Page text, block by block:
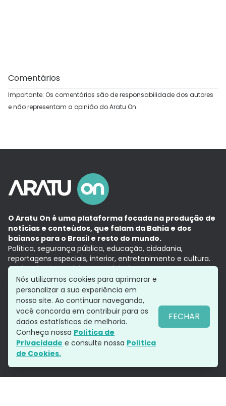
Comentários
Importante: Os comentários são de responsabilidade dos autores
e não representam a opinião do Aratu On.
O Aratu On é uma plataforma focada na produção de
notícias e conteúdos, que falam da Bahia e dos
baianos para o Brasil e resto do mundo.
Política, segurança pública, educação, cidadania,
reportagens especiais, interior, entretenimento e cultura.
Aqui, tudo vira notícia e a notícia é no tempo presente,
com a credibilidade do Grupo Aratu.
Grupo Aratu
Política de privacidade
Siga-nos
Nós utilizamos cookies para aprimorar e
personalizar a sua experiência em
nosso site. Ao continuar navegando,
você concorda em contribuir para os
dados estatísticos de melhoria.
Conheça nossa Política de
Privacidade e consulte nossa Política
de Cookies.
FECHAR